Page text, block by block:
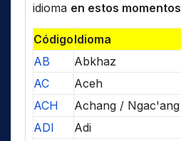
idioma en estos momentos
CódigoIdioma
AB
Abkhaz
AC
Aceh
ACH
Achang / Ngac'ang
ADI
Adi